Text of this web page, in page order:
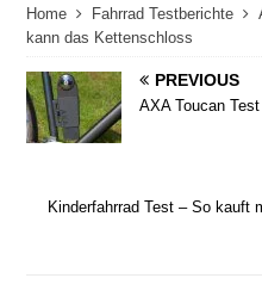
Home Fahrrad Testberichte
kann das Kettenschloss
PREVIOUS
AXA Toucan
Kinderfahrrad Test – So kauft